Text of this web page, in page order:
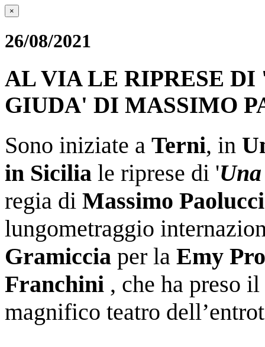
×
26/08/2021
AL VIA LE RIPRESE DI
GIUDA' DI MASSIMO
Sono iniziate a Terni, in
in Sicilia le riprese di '
regia di Massimo Paolucci
lungometraggio
Gramiccia per la Emy
Franchini , che ha preso
magnifico teatro